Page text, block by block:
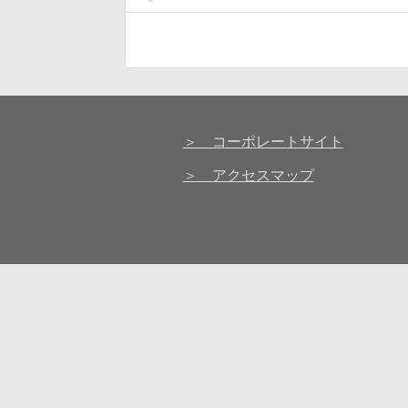
＞ コーポレートサイト
＞ アクセスマップ